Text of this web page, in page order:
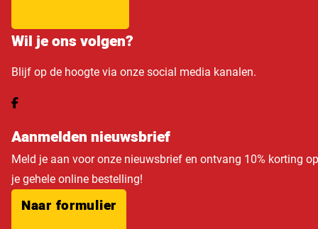
Wil je ons volgen?
Blijf op de hoogte via onze social media kanalen.
Aanmelden nieuwsbrief
Meld je aan voor onze nieuwsbrief en ontvang 10% korting op
je gehele online bestelling!
Naar formulier